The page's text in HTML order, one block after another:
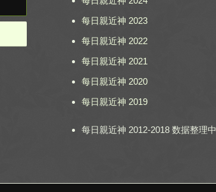
每日親近神 2023
每日親近神 2022
每日親近神 2021
每日親近神 2020
每日親近神 2019
每日親近神 2012-2018 数据整理中